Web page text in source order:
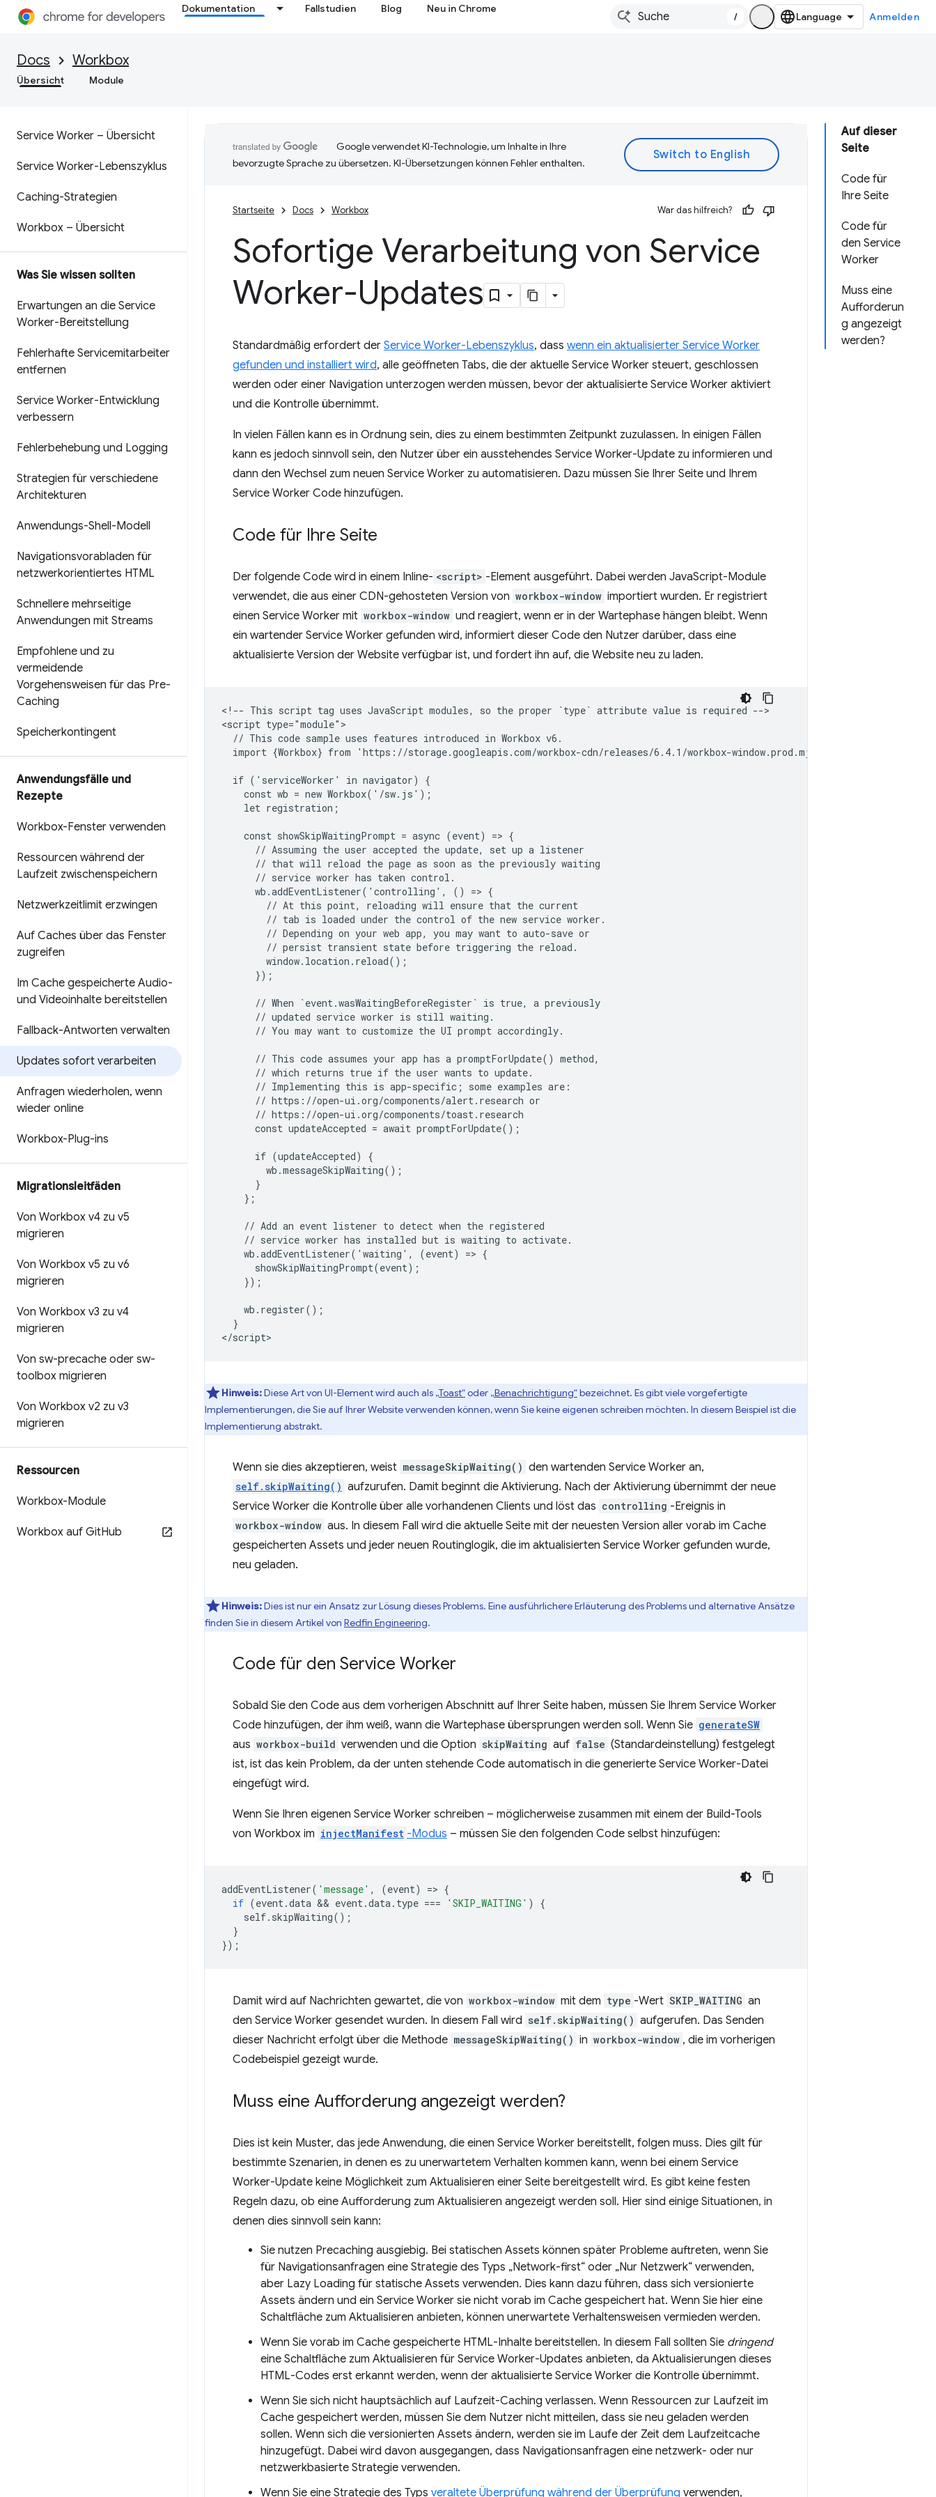
Dokumentation Fallstudien Blog Neu in Chrome
/ Anmelden
Docs Workbox
Übersicht Module
Service Worker – Übersicht
Service Worker-Lebenszyklus
Caching-Strategien
Workbox – Übersicht
Was Sie wissen sollten
Erwartungen an die Service
Worker-Bereitstellung
Fehlerhafte Servicemitarbeiter
entfernen
Service Worker-Entwicklung
verbessern
Fehlerbehebung und Logging
Strategien für verschiedene
Architekturen
Anwendungs-Shell-Modell
Navigationsvorabladen für
netzwerkorientiertes HTML
Schnellere mehrseitige
Anwendungen mit Streams
Empfohlene und zu
vermeidende
Vorgehensweisen für das Pre-
Caching
Speicherkontingent
Anwendungsfälle und
Rezepte
Workbox-Fenster verwenden
Ressourcen während der
Laufzeit zwischenspeichern
Netzwerkzeitlimit erzwingen
Auf Caches über das Fenster
zugreifen
Im Cache gespeicherte Audio-
und Videoinhalte bereitstellen
Fallback-Antworten verwalten
Updates sofort verarbeiten
Anfragen wiederholen, wenn
wieder online
Workbox-Plug-ins
Migrationsleitfäden
Von Workbox v4 zu v5
migrieren
Von Workbox v5 zu v6
migrieren
Von Workbox v3 zu v4
migrieren
Von sw-precache oder sw-
toolbox migrieren
Von Workbox v2 zu v3
migrieren
Ressourcen
Workbox-Module
Workbox auf GitHub
Auf dieser
Seite
Code für
Ihre Seite
Code für
den Service
Worker
Muss eine
Aufforderun
g angezeigt
werden?
Google verwendet KI-Technologie, um Inhalte in Ihre
bevorzugte Sprache zu übersetzen. KI-Übersetzungen können Fehler enthalten.
Startseite Docs Workbox War das hilfreich?
Sofortige Verarbeitung von Service
Worker-Updates
Standardmäßig erfordert der Service Worker-Lebenszyklus, dass wenn ein aktualisierter Service Worker
gefunden und installiert wird, alle geöffneten Tabs, die der aktuelle Service Worker steuert, geschlossen
werden oder einer Navigation unterzogen werden müssen, bevor der aktualisierte Service Worker aktiviert
und die Kontrolle übernimmt.
In vielen Fällen kann es in Ordnung sein, dies zu einem bestimmten Zeitpunkt zuzulassen. In einigen Fällen
kann es jedoch sinnvoll sein, den Nutzer über ein ausstehendes Service Worker-Update zu informieren und
dann den Wechsel zum neuen Service Worker zu automatisieren. Dazu müssen Sie Ihrer Seite und Ihrem
Service Worker Code hinzufügen.
Code für Ihre Seite
Der folgende Code wird in einem Inline- <script> -Element ausgeführt. Dabei werden JavaScript-Module
verwendet, die aus einer CDN-gehosteten Version von workbox-window importiert wurden. Er registriert
einen Service Worker mit workbox-window und reagiert, wenn er in der Wartephase hängen bleibt. Wenn
ein wartender Service Worker gefunden wird, informiert dieser Code den Nutzer darüber, dass eine
aktualisierte Version der Website verfügbar ist, und fordert ihn auf, die Website neu zu laden.
<!-- This script tag uses JavaScript modules, so the proper `type` attribute value is required -->
<script type="module">
  // This code sample uses features introduced in Workbox v6.
  import {Workbox} from 'https://storage.googleapis.com/workbox-cdn/releases/6.4.1/workbox-window.prod.mjs';
  if ('serviceWorker' in navigator) {
    const wb = new Workbox('/sw.js');
    let registration;
    const showSkipWaitingPrompt = async (event) => {
      // Assuming the user accepted the update, set up a listener
      // that will reload the page as soon as the previously waiting
      // service worker has taken control.
      wb.addEventListener('controlling', () => {
        // At this point, reloading will ensure that the current
        // tab is loaded under the control of the new service worker.
        // Depending on your web app, you may want to auto-save or
        // persist transient state before triggering the reload.
        window.location.reload();
      });
      // When `event.wasWaitingBeforeRegister` is true, a previously
      // updated service worker is still waiting.
      // You may want to customize the UI prompt accordingly.
      // This code assumes your app has a promptForUpdate() method,
      // which returns true if the user wants to update.
      // Implementing this is app-specific; some examples are:
      // https://open-ui.org/components/alert.research or
      // https://open-ui.org/components/toast.research
      const updateAccepted = await promptForUpdate();
      if (updateAccepted) {
        wb.messageSkipWaiting();
      }
    };
    // Add an event listener to detect when the registered
    // service worker has installed but is waiting to activate.
    wb.addEventListener('waiting', (event) => {
      showSkipWaitingPrompt(event);
    });
    wb.register();
  }
Hinweis:Diese Art von UI-Element wird auch als „Toast“oder „Benachrichtigung“bezeichnet. Es gibt viele vorgefertigte
Implementierungen, die Sie auf Ihrer Website verwenden können, wenn Sie keine eigenen schreiben möchten. In diesem Beispiel ist die
Implementierung abstrakt.
Wenn sie dies akzeptieren, weist messageSkipWaiting() den wartenden Service Worker an,
self.skipWaiting() aufzurufen. Damit beginnt die Aktivierung. Nach der Aktivierung übernimmt der neue
Service Worker die Kontrolle über alle vorhandenen Clients und löst das controlling -Ereignis in
workbox-window aus. In diesem Fall wird die aktuelle Seite mit der neuesten Version aller vorab im Cache
gespeicherten Assets und jeder neuen Routinglogik, die im aktualisierten Service Worker gefunden wurde,
neu geladen.
Hinweis:Dies ist nur ein Ansatz zur Lösung dieses Problems. Eine ausführlichere Erläuterung des Problems und alternative Ansätze
finden Sie in diesem Artikel von Redfin Engineering.
Code für den Service Worker
Sobald Sie den Code aus dem vorherigen Abschnitt auf Ihrer Seite haben, müssen Sie Ihrem Service Worker
Code hinzufügen, der ihm weiß, wann die Wartephase übersprungen werden soll. Wenn Sie generateSW
aus workbox-build verwenden und die Option skipWaiting auf false (Standardeinstellung) festgelegt
ist, ist das kein Problem, da der unten stehende Code automatisch in die generierte Service Worker-Datei
eingefügt wird.
Wenn Sie Ihren eigenen Service Worker schreiben – möglicherweise zusammen mit einem der Build-Tools
von Workbox im injectManifest -Modus – müssen Sie den folgenden Code selbst hinzufügen:
addEventListener( 'message' , (event) => {
if (event.data && event.data. type === 'SKIP_WAITING' )
{
self. skipWaiting();
}
});
Damit wird auf Nachrichten gewartet, die von workbox-window mit dem type -Wert SKIP_WAITING an
den Service Worker gesendet wurden. In diesem Fall wird self.skipWaiting() aufgerufen. Das Senden
dieser Nachricht erfolgt über die Methode messageSkipWaiting() in workbox-window , die im vorherigen
Codebeispiel gezeigt wurde.
Muss eine Aufforderung angezeigt werden?
Dies ist kein Muster, das jede Anwendung, die einen Service Worker bereitstellt, folgen muss. Dies gilt für
bestimmte Szenarien, in denen es zu unerwartetem Verhalten kommen kann, wenn bei einem Service
Worker-Update keine Möglichkeit zum Aktualisieren einer Seite bereitgestellt wird. Es gibt keine festen
Regeln dazu, ob eine Aufforderung zum Aktualisieren angezeigt werden soll. Hier sind einige Situationen, in
denen dies sinnvoll sein kann:
Sie nutzen Precaching ausgiebig. Bei statischen Assets können später Probleme auftreten, wenn Sie
für Navigationsanfragen eine Strategie des Typs „Network-first“ oder „Nur Netzwerk“ verwenden,
aber Lazy Loading für statische Assets verwenden. Dies kann dazu führen, dass sich versionierte
Assets ändern und ein Service Worker sie nicht vorab im Cache gespeichert hat. Wenn Sie hier eine
Schaltfläche zum Aktualisieren anbieten, können unerwartete Verhaltensweisen vermieden werden.
Wenn Sie vorab im Cache gespeicherte HTML-Inhalte bereitstellen. In diesem Fall sollten Sie dringend
eine Schaltfläche zum Aktualisieren für Service Worker-Updates anbieten, da Aktualisierungen dieses
HTML-Codes erst erkannt werden, wenn der aktualisierte Service Worker die Kontrolle übernimmt.
Wenn Sie sich nicht hauptsächlich auf Laufzeit-Caching verlassen. Wenn Ressourcen zur Laufzeit im
Cache gespeichert werden, müssen Sie dem Nutzer nicht mitteilen, dass sie neu geladen werden
sollen. Wenn sich die versionierten Assets ändern, werden sie im Laufe der Zeit dem Laufzeitcache
hinzugefügt. Dabei wird davon ausgegangen, dass Navigationsanfragen eine netzwerk- oder nur
netzwerkbasierte Strategie verwenden.
Wenn Sie eine Strategie des Typs veraltete Überprüfung während der Überprüfung verwenden,